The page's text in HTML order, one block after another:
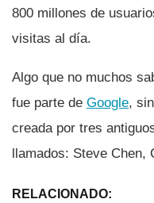
800 millones de
visitas al dí­a.
Algo que no muchos
fue parte de Google,
creada por tres
llamados: Steve
RELACIONADO: